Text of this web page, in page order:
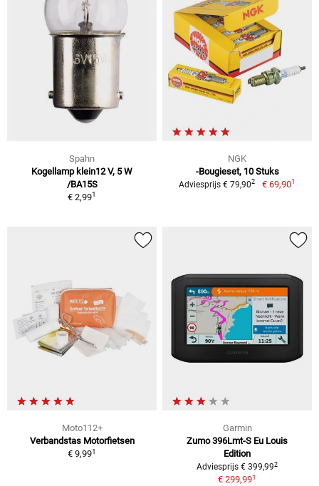
Spahn
Kogellamp klein12 V, 5 W
/BA15S
€ 2,991
NGK
-Bougieset, 10 Stuks
Adviesprijs € 79,902 € 69,901
Moto112+
Verbandstas Motorfietsen
€ 9,991
Garmin
Zumo 396Lmt-S Eu Louis
Edition
Adviesprijs € 399,992
€ 299,991